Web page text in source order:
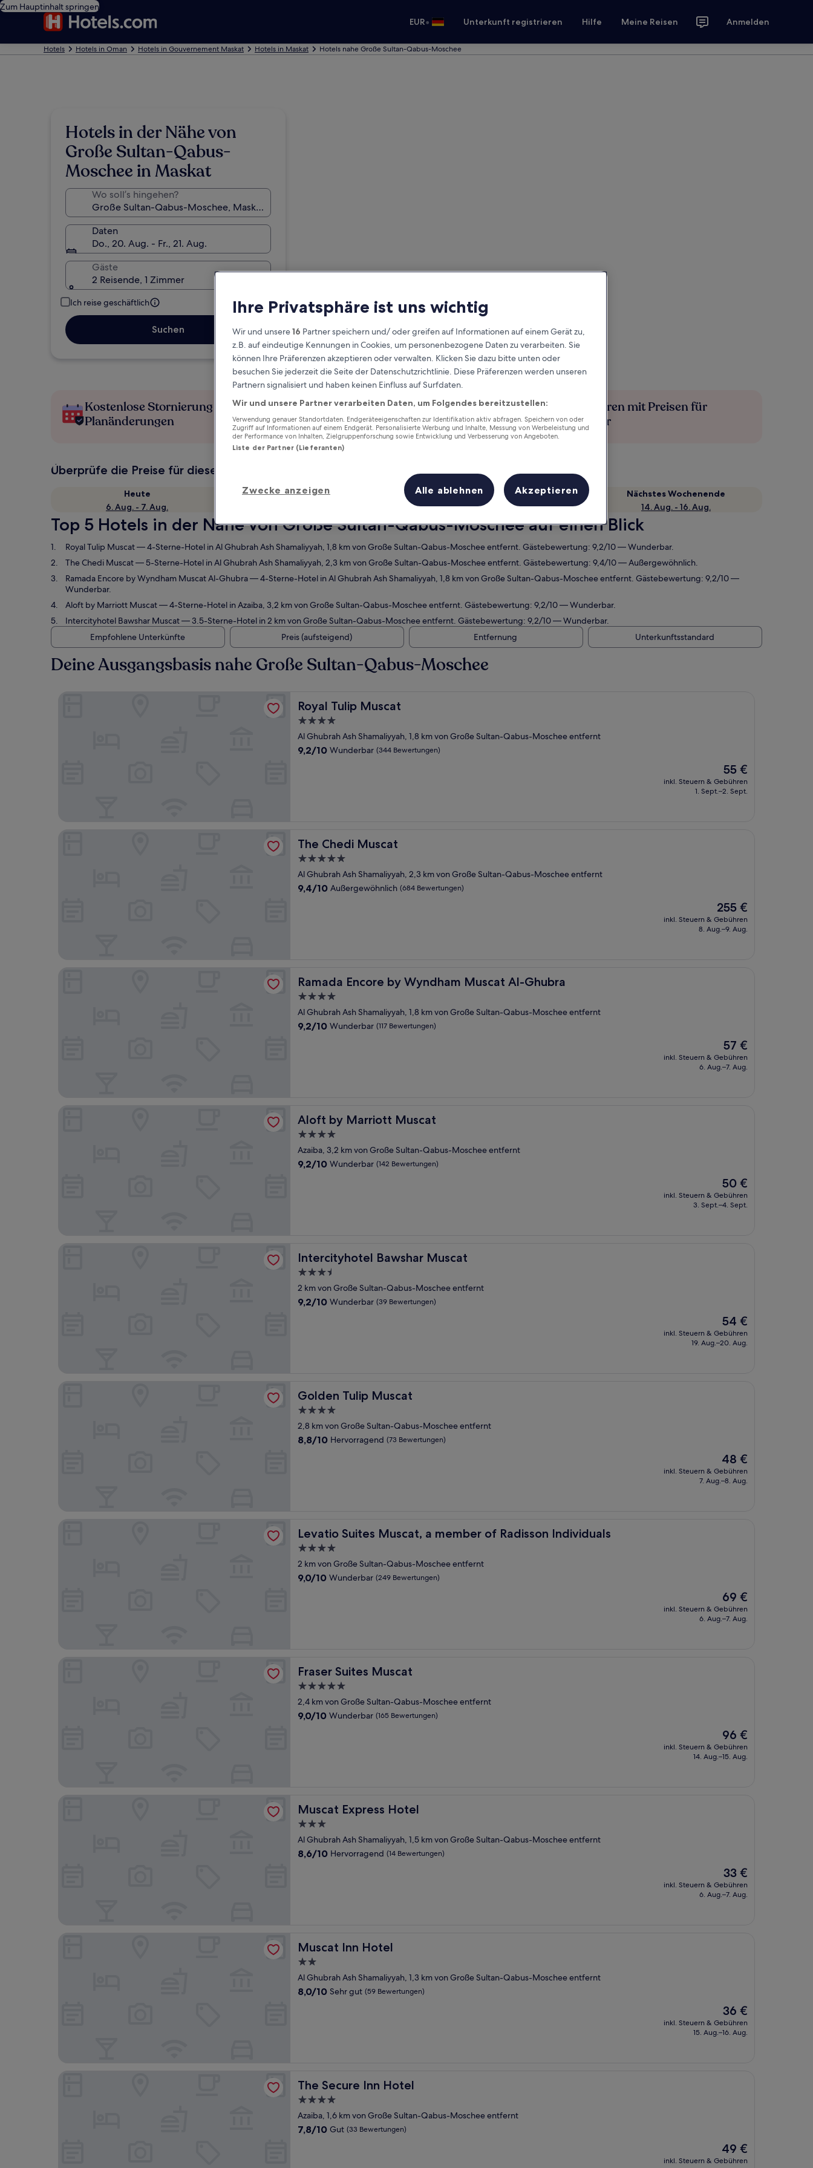
Zum Hauptinhalt springen
EUR• Unterkunft registrieren Hilfe Meine Reisen Anmelden
Hotels Hotels in Oman Hotels in Gouvernement Maskat Hotels in Maskat Hotels nahe Große Sultan-Qabus-Moschee
Hotels in der Nähe von
Große Sultan-Qabus-
Moschee in Maskat
Wo soll’s hingehen?
Daten
Do., 20. Aug. - Fr., 21. Aug.
Gäste
2 Reisende, 1 Zimmer
Ich reise geschäftlich
Suchen
Kostenlose Stornierung bei
Planänderungen
Verdiene Prämien für jede
wahrgenommene Übernachtung
Mehr sparen mit Preisen für
Mitglieder
Überprüfe die Preise für diese Daten
Heute
6. Aug. - 7. Aug.
Morgen
Dieses Wochenende
7. Aug. - 9. Aug.
Nächstes Wochenende
14. Aug. - 16. Aug.
Top 5 Hotels in der Nähe von Große Sultan-Qabus-Moschee auf einen Blick
Royal Tulip Muscat— 4-Sterne-Hotel in Al Ghubrah Ash Shamaliyyah, 1,8 km von Große Sultan-Qabus-Moschee entfernt. Gästebewertung: 9,2/10 — Wunderbar.
The Chedi Muscat— 5-Sterne-Hotel in Al Ghubrah Ash Shamaliyyah, 2,3 km von Große Sultan-Qabus-Moschee entfernt. Gästebewertung: 9,4/10 — Außergewöhnlich.
Ramada Encore by Wyndham Muscat Al-Ghubra— 4-Sterne-Hotel in Al Ghubrah Ash Shamaliyyah, 1,8 km von Große Sultan-Qabus-Moschee entfernt. Gästebewertung: 9,2/10 —
Wunderbar.
Aloft by Marriott Muscat— 4-Sterne-Hotel in Azaiba, 3,2 km von Große Sultan-Qabus-Moschee entfernt. Gästebewertung: 9,2/10 — Wunderbar.
Intercityhotel Bawshar Muscat— 3.5-Sterne-Hotel in 2 km von Große Sultan-Qabus-Moschee entfernt. Gästebewertung: 9,2/10 — Wunderbar.
Empfohlene Unterkünfte
Preis (aufsteigend) Entfernung Unterkunftsstandard
Deine Ausgangsbasis nahe Große Sultan-Qabus-Moschee
Royal Tulip Muscat
Royal Tulip Muscat
4.0-
Sterne-
Unterkunft
Al Ghubrah Ash Shamaliyyah, 1,8 km von Große Sultan-Qabus-Moschee entfernt
9.2
9,2/10 Wunderbar (344 Bewertungen)
Der
Preis
beträgt
55 €
inkl. Steuern & Gebühren
1. Sept.–2. Sept.
The Chedi Muscat
The Chedi Muscat
5.0-
Sterne-
Unterkunft
Al Ghubrah Ash Shamaliyyah, 2,3 km von Große Sultan-Qabus-Moschee entfernt
9.4
9,4/10 Außergewöhnlich (684 Bewertungen)
Der
Preis
beträgt
255 €
inkl. Steuern & Gebühren
8. Aug.–9. Aug.
Ramada Encore by Wyndham Muscat Al-Ghubra
Ramada Encore by Wyndham Muscat Al-Ghubra
4.0-
Sterne-
Unterkunft
Al Ghubrah Ash Shamaliyyah, 1,8 km von Große Sultan-Qabus-Moschee entfernt
9.2
9,2/10 Wunderbar (117 Bewertungen)
Der
Preis
beträgt
57 €
inkl. Steuern & Gebühren
6. Aug.–7. Aug.
Ramada Encore by Wyndham Muscat Al-Ghubra
Aloft by Marriott Muscat
Aloft by Marriott Muscat
4.0-
Sterne-
Unterkunft
Azaiba, 3,2 km von Große Sultan-Qabus-Moschee entfernt
9.2
9,2/10 Wunderbar (142 Bewertungen)
Der
Preis
beträgt
50 €
inkl. Steuern & Gebühren
3. Sept.–4. Sept.
Intercityhotel Bawshar Muscat
Intercityhotel Bawshar Muscat
3.5-
Sterne-
Unterkunft
2 km von Große Sultan-Qabus-Moschee entfernt
9.2
9,2/10 Wunderbar (39 Bewertungen)
Der
Preis
beträgt
54 €
inkl. Steuern & Gebühren
19. Aug.–20. Aug.
Golden Tulip Muscat
Golden Tulip Muscat
4.0-
Sterne-
Unterkunft
2,8 km von Große Sultan-Qabus-Moschee entfernt
8.8
8,8/10 Hervorragend (73 Bewertungen)
Der
Preis
beträgt
48 €
inkl. Steuern & Gebühren
7. Aug.–8. Aug.
Levatio Suites Muscat, a member of Radisson Individuals
Levatio Suites Muscat, a member of Radisson Individuals
4.0-
Sterne-
Unterkunft
2 km von Große Sultan-Qabus-Moschee entfernt
9.0
9,0/10 Wunderbar (249 Bewertungen)
Der
Preis
beträgt
69 €
inkl. Steuern & Gebühren
6. Aug.–7. Aug.
Levatio Suites Muscat, a member of Radisson Individuals
Fraser Suites Muscat
Fraser Suites Muscat
5.0-
Sterne-
Unterkunft
2,4 km von Große Sultan-Qabus-Moschee entfernt
9.0
9,0/10 Wunderbar (165 Bewertungen)
Der
Preis
beträgt
96 €
inkl. Steuern & Gebühren
14. Aug.–15. Aug.
Muscat Express Hotel
Muscat Express Hotel
3.0-
Sterne-
Unterkunft
Al Ghubrah Ash Shamaliyyah, 1,5 km von Große Sultan-Qabus-Moschee entfernt
8.6
8,6/10 Hervorragend (14 Bewertungen)
Der
Preis
beträgt
33 €
inkl. Steuern & Gebühren
6. Aug.–7. Aug.
Muscat Inn Hotel
Muscat Inn Hotel
2.0-
Sterne-
Unterkunft
Al Ghubrah Ash Shamaliyyah, 1,3 km von Große Sultan-Qabus-Moschee entfernt
8.0
8,0/10 Sehr gut (59 Bewertungen)
Der
Preis
beträgt
36 €
inkl. Steuern & Gebühren
15. Aug.–16. Aug.
The Secure Inn Hotel
The Secure Inn Hotel
4.0-
Sterne-
Unterkunft
Azaiba, 1,6 km von Große Sultan-Qabus-Moschee entfernt
7.8
7,8/10 Gut (33 Bewertungen)
Der
Preis
49 €
inkl. Steuern & Gebühren
Ihre Privatsphäre ist uns wichtig
Wir und unsere16 Partner speichern und/ oder greifen auf Informationen auf einem Gerät zu,
z.B. auf eindeutige Kennungen in Cookies, um personenbezogene Daten zu verarbeiten. Sie
können Ihre Präferenzen akzeptieren oder verwalten. Klicken Sie dazu bitte unten oder
besuchen Sie jederzeit die Seite der Datenschutzrichtlinie. Diese Präferenzen werden unseren
Partnern signalisiert und haben keinen Einfluss auf Surfdaten.
Wir und unsere Partner verarbeiten Daten, um Folgendes bereitzustellen:
Verwendung genauer Standortdaten. Endgeräteeigenschaften zur Identifikation aktiv abfragen. Speichern von oder
Zugriff auf Informationen auf einem Endgerät. Personalisierte Werbung und Inhalte, Messung von Werbeleistung und
der Performance von Inhalten, Zielgruppenforschung sowie Entwicklung und Verbesserung von Angeboten.
Liste der Partner (Lieferanten)
Zwecke anzeigen Alle ablehnen Akzeptieren